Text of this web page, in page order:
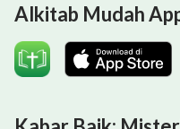
Alkitab Mudah